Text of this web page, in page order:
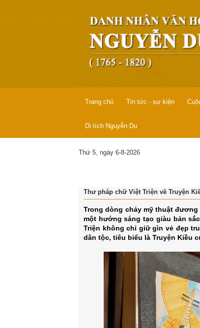
Trang chủ Tin tức - sự kiện
Di tích Nguyễn Du
Thứ 5, ngày 6-8-2026
Thư pháp chữ Việt Triện về Truyện
Trong dòng chảy mỹ thuật
một hướng sáng tạo giàu bản
Triện không chỉ giữ gìn vẻ đẹp
dân tộc, tiêu biểu là Truyện Kiều